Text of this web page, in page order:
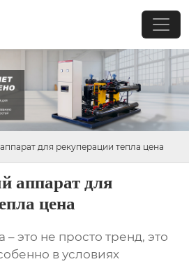
для рекуперации тепла цена
аппарат для
цена
– это не просто тренд, это
в условиях